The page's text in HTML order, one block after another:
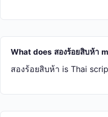
What does สอง​ร้อย​สิบ​ห้า
สอง​ร้อย​สิบ​ห้า is Thai